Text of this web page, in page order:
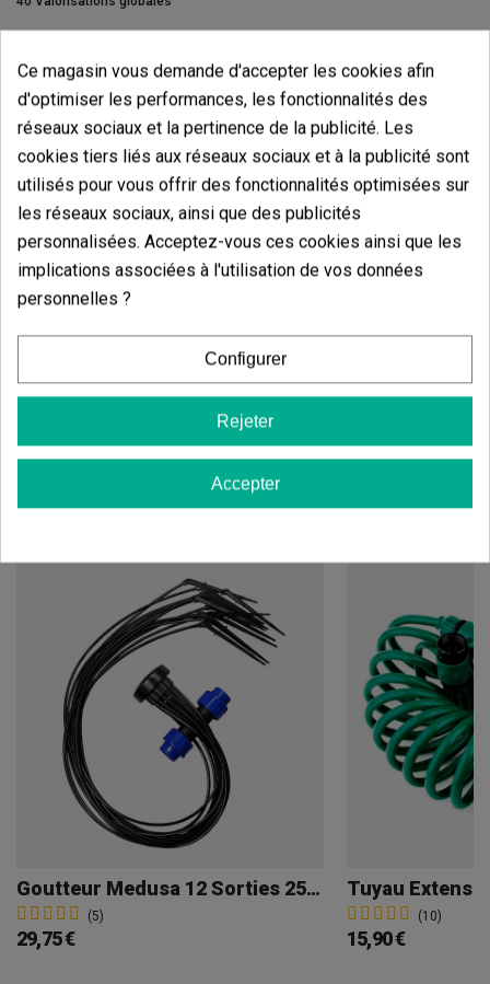
Commentaires surPichet doseur à col
long 1 750 ml
Il n'y a pas d'avis dans votre langue, vérifiez-les tous en
cliquant sur « avis dans d'autres langues ».
Afficher les commentaires dans d’autres langues
Produits de même catégorie Pichet
doseur à col long 1 750 ml
Goutteur Medusa 12 Sorties 25 Mm
(5)
29,75 €
Tuyau
(10)
15,90 €
Ce magasin vous demande d'accepter les cookies afin
d'optimiser les performances, les fonctionnalités des
réseaux sociaux et la pertinence de la publicité. Les
cookies tiers liés aux réseaux sociaux et à la publicité sont
utilisés pour vous offrir des fonctionnalités optimisées sur
les réseaux sociaux, ainsi que des publicités
personnalisées. Acceptez-vous ces cookies ainsi que les
implications associées à l'utilisation de vos données
personnelles ?
Configurer
Rejeter
Accepter